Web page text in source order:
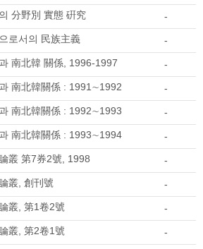
分野別 實態 硏究 -
로서의 民族主義 -
南北韓 關係, 1996-1997 -
南北韓關係 : 1991∼1992 -
南北韓關係 : 1992∼1993 -
南北韓關係 : 1993∼1994 -
叢 第7券2號, 1998 -
叢, 創刊號 -
叢, 第1卷2號 -
叢, 第2卷1號 -